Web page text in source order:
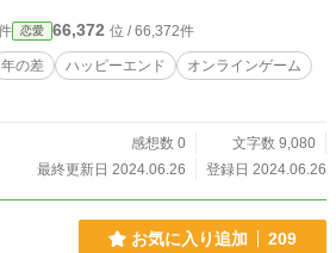
恋愛 66,372 位 / 66,372件
年の差 ハッピーエンド
オンラインゲーム
感想数 0
文字数 9,080
最終更新日 2024.06.26
登録日 2024.06.26
お気に入り追加 209